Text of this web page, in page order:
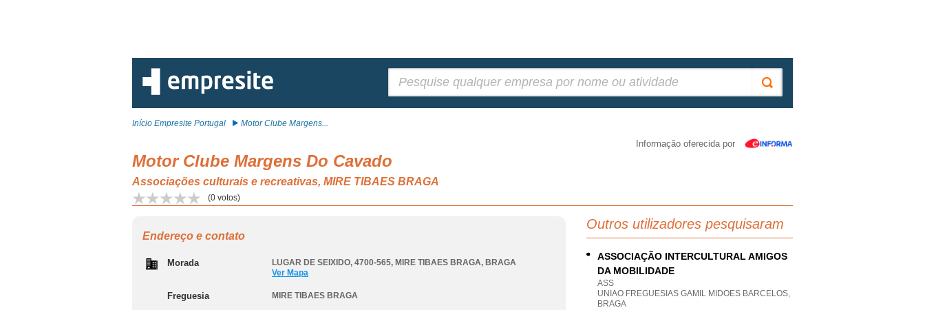
Início Empresite Portugal Motor Clube Margens...
Informação oferecida por
Motor Clube Margens Do Cavado
Associações culturais e recreativas, MIRE TIBAES BRAGA
(0 votos)
Endereço e contato
Morada LUGAR DE SEIXIDO, 4700-565, MIRE TIBAES BRAGA, BRAGA
Ver Mapa
Freguesia MIRE TIBAES BRAGA
Outros utilizadores pesquisaram
ASSOCIAÇÃO INTERCULTURAL AMIGOS
DA MOBILIDADE
ASS
UNIAO FREGUESIAS GAMIL MIDOES BARCELOS,
BRAGA